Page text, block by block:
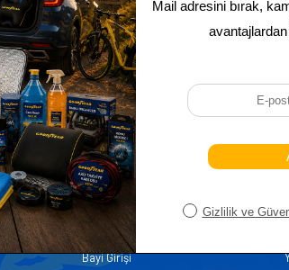
ürün
Üye
Sepetim
Bayi Kayıt
Bayi Girişi